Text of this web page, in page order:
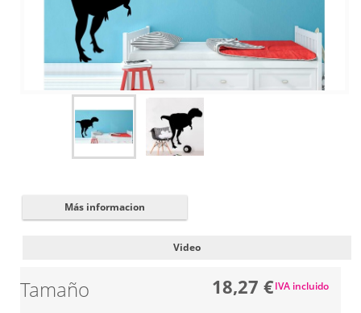
Cómo
poner el
texto en
varias
líneas
Cómo cambiar
de color el texto
Cerrar
Más informacion
Video
Tamaño 18,27 €IVA incluido